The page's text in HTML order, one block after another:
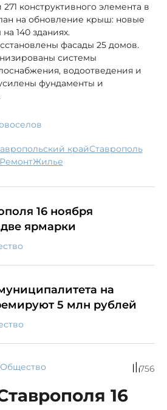
конструктивного элемента в
на обновление крыш: новые
140 зданиях.
фасады 25 домов.
системы
водоотведения и
фундаменты и
край Ставрополь
ремонт
жилье
16 ноября
ярмарки
на
5 млн рублей
Общество 756
16